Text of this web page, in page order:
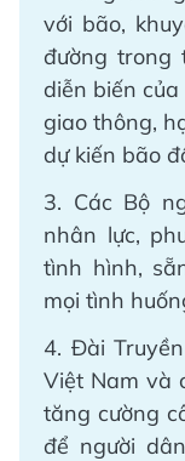
với bão,
đường trong
diễn biến
giao thông,
dự kiến bão
3. Các Bộ
nhân lực,
tình hình,
mọi tình
4. Đài
Việt Nam và
tăng cường
để người